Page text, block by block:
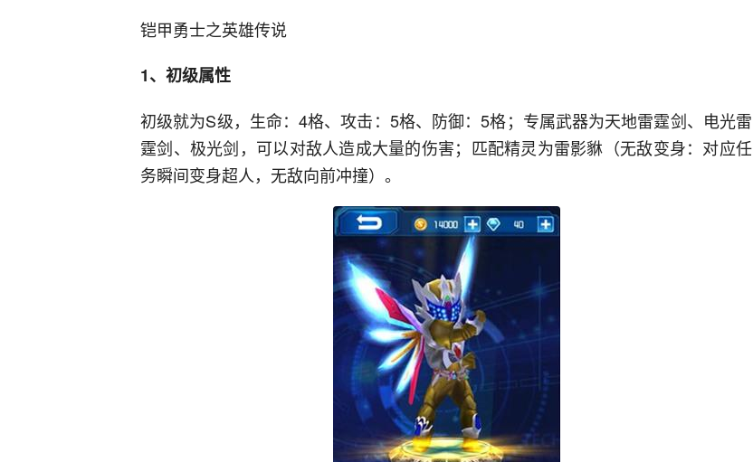
铠甲勇士之英雄传说
1、初级属性
初级就为S级，生命：4格、攻击：5格、防御：5格；专属武器为天地雷霆剑、电光雷
霆剑、极光剑，可以对敌人造成大量的伤害；匹配精灵为雷影貅（无敌变身：对应任
务瞬间变身超人，无敌向前冲撞）。